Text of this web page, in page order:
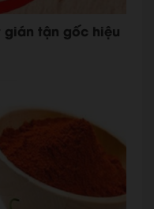
gián tận gốc hiệu